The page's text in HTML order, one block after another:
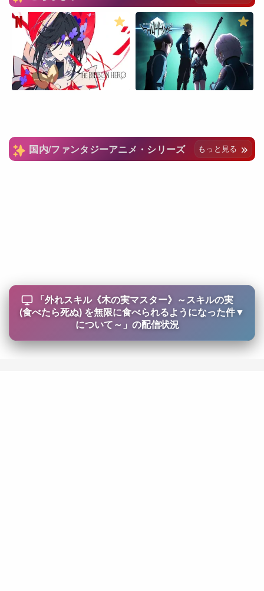
国内/ファンタジーアニメ・シリーズ もっと見る
「 外れスキル《木の実マスター》～スキルの実
(食べたら死ぬ) を無限に食べられるようになった件
について～ 」の配信状況
▼